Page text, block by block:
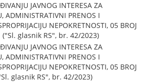
JAVNOG INTERESA ZA
ADMINISTRATIVNI PRENOS I
NEPOKRETNOSTI, 05 BROJ
glasnik RS", br. 42/2023)
JAVNOG INTERESA ZA
ADMINISTRATIVNI PRENOS I
NEPOKRETNOSTI, 05 BROJ
glasnik RS", br. 42/2023)